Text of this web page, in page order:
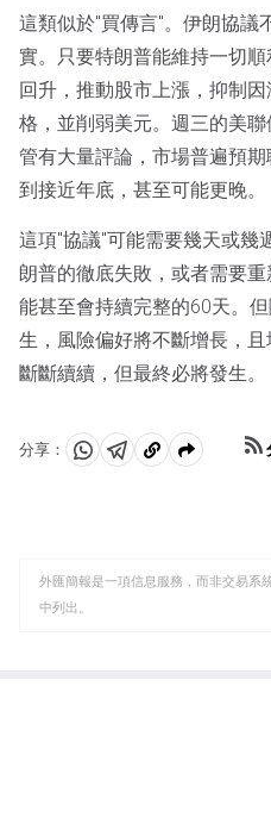
這類似於"買傳言"。伊朗協議
實。只要特朗普能維持一切
回升，推動股市上漲，抑制
格，並削弱美元。週三的美
管有大量評論，市場普遍預
到接近年底，甚至可能更晚。
這項"協議"可能需要幾天或幾
朗普的徹底失敗，或者需要
能甚至會持續完整的60天。
生，風險偏好將不斷增長，
斷斷續續，但最終必將發生。
分享：
分 分 複
外匯簡報是一項信息服務，而非交易系
中列出。